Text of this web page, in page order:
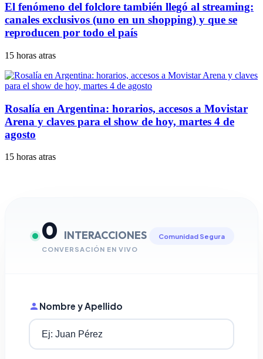
El fenómeno del folclore también llegó al streaming:
canales exclusivos (uno en un shopping) y que se
reproducen por todo el país
15 horas atras
Rosalía en Argentina: horarios, accesos a Movistar
Arena y claves para el show de hoy, martes 4 de
agosto
15 horas atras
0 INTERACCIONES
CONVERSACIÓN EN VIVO
Comunidad Segura
Nombre y Apellido